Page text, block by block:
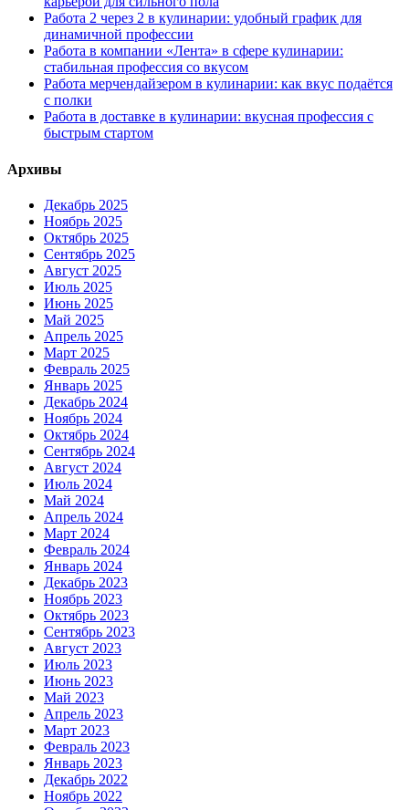
Работа 2 через 2 в кулинарии: удобный график для
динамичной профессии
Работа в компании «Лента» в сфере кулинарии:
стабильная профессия со вкусом
Работа мерчендайзером в кулинарии: как вкус подаётся
с полки
Работа в доставке в кулинарии: вкусная профессия с
быстрым стартом
Архивы
Декабрь 2025
Ноябрь 2025
Октябрь 2025
Сентябрь 2025
Август 2025
Июль 2025
Июнь 2025
Май 2025
Апрель 2025
Март 2025
Февраль 2025
Январь 2025
Декабрь 2024
Ноябрь 2024
Октябрь 2024
Сентябрь 2024
Август 2024
Июль 2024
Май 2024
Апрель 2024
Март 2024
Февраль 2024
Январь 2024
Декабрь 2023
Ноябрь 2023
Октябрь 2023
Сентябрь 2023
Август 2023
Июль 2023
Июнь 2023
Май 2023
Апрель 2023
Март 2023
Февраль 2023
Январь 2023
Декабрь 2022
Ноябрь 2022